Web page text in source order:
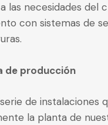
las necesidades del
con sistemas de
de producción
de instalaciones
la planta de